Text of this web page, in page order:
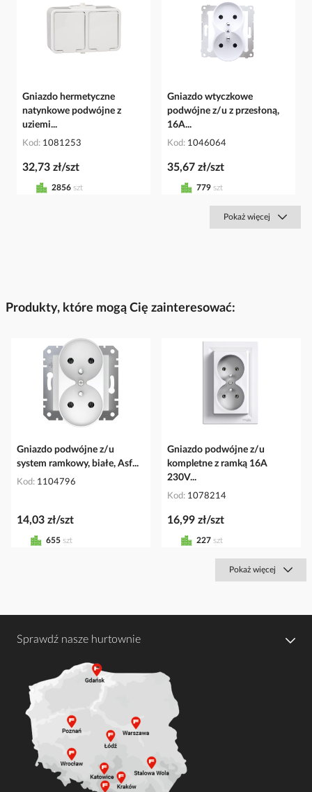
Gniazdo hermetyczne
natynkowe podwójne z
uziemi...
Kod 1081253
32,73 zł/szt
2856 szt
Gniazdo wtyczkowe
podwójne z/u z przesłoną,
16A...
Kod 1046064
35,67 zł/szt
779 szt
Pokaż więcej
Produkty, które mogą Cię zainteresować:
Gniazdo podwójne z/u
system ramkowy, białe, Asf...
Kod 1104796
14,03 zł/szt
655 szt
Gniazdo podwójne z/u
kompletne z ramką 16A
230V...
Kod 1078214
16,99 zł/szt
227 szt
Pokaż więcej
Sprawdź nasze hurtownie